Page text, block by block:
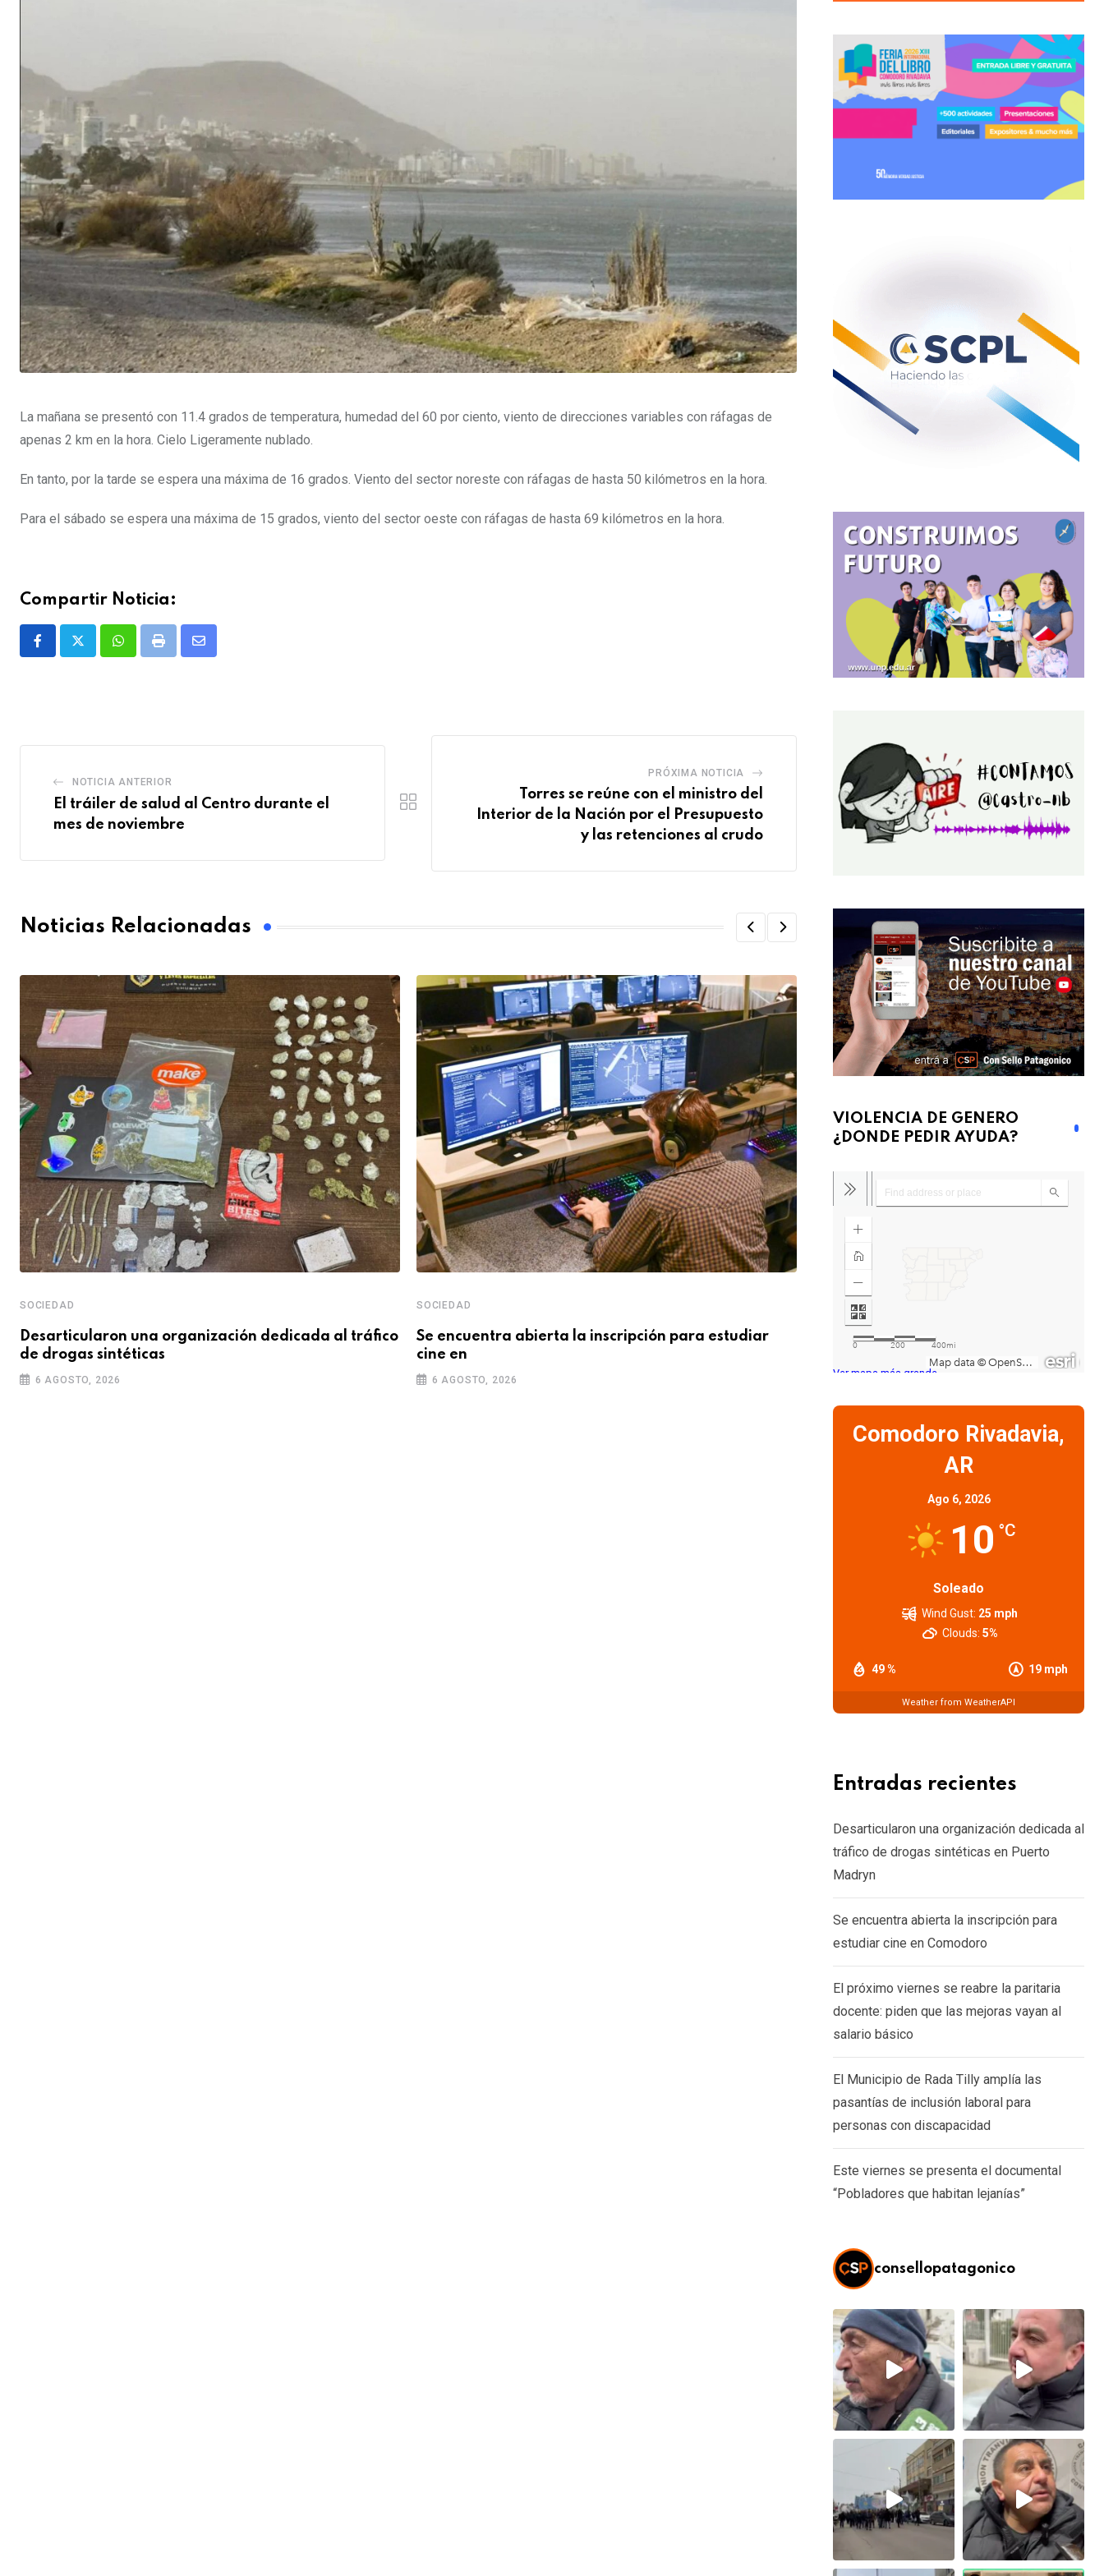
La mañana se presentó con 11.4 grados de temperatura, humedad del 60 por ciento, viento de direcciones variables con ráfagas de
apenas 2 km en la hora. Cielo Ligeramente nublado.
En tanto, por la tarde se espera una máxima de 16 grados. Viento del sector noreste con ráfagas de hasta 50 kilómetros en la hora.
Para el sábado se espera una máxima de 15 grados, viento del sector oeste con ráfagas de hasta 69 kilómetros en la hora.
Compartir Noticia:
WhatsappPrint
Share
NOTICIA ANTERIOR
El tráiler de salud al Centro durante el
mes de noviembre
PRÓXIMA NOTICIA
Torres se reúne con el ministro del
Interior de la Nación por el Presupuesto
y las retenciones al crudo
Noticias Relacionadas
SOCIEDAD
Desarticularon una organización dedicada al tráfico
de drogas sintéticas
6 AGOSTO, 2026
SOCIEDAD
Se encuentra abierta la inscripción para estudiar
cine en
6 AGOSTO, 2026
SOCIEDAD
El próximo viernes se reabre la
VIOLENCIA DE GENERO
¿DONDE PEDIR AYUDA?
Ver mapa más grande
Comodoro Rivadavia,
AR
Ago 6, 2026
10 °C
Soleado
49 % 19 mph
Wind Gust: 25 mph
Clouds: 5%
Weather from WeatherAPI
Entradas recientes
Desarticularon una organización dedicada al
tráfico de drogas sintéticas en Puerto
Madryn
Se encuentra abierta la inscripción para
estudiar cine en Comodoro
El próximo viernes se reabre la paritaria
docente: piden que las mejoras vayan al
salario básico
El Municipio de Rada Tilly amplía las
pasantías de inclusión laboral para
personas con discapacidad
Este viernes se presenta el documental
“Pobladores que habitan lejanías”
consellopatagonico